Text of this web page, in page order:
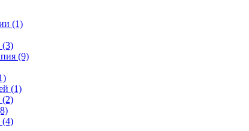
(1)
(3)
(9)
(1)
(2)
(4)